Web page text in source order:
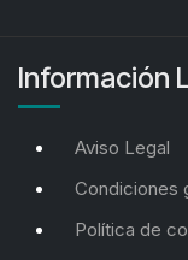
Información
Aviso Legal
Condiciones
Política de